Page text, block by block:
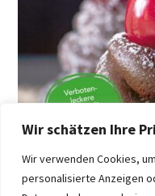
Wir schätzen Ihre
Wir verwenden Cookies,
personalisierte Anzeigen